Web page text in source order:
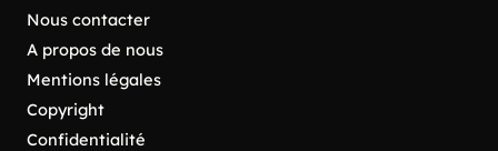
Nous contacter
A propos de nous
Mentions légales
Copyright
Confidentialité